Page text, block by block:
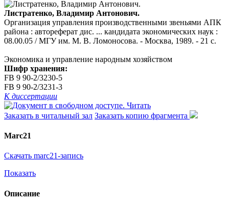
Листратенко, Владимир Антонович.
Организация управления производственными звеньями АПК
района : автореферат дис. ... кандидата экономических наук :
08.00.05 / МГУ им. М. В. Ломоносова. - Москва, 1989. - 21 с.
Экономика и управление народным хозяйством
Шифр хранения:
FB 9 90-2/3230-5
FB 9 90-2/3231-3
К диссертации
Читать
Заказать в читальный зал Заказать копию фрагмента
Marc21
Скачать marc21-запись
Показать
Описание